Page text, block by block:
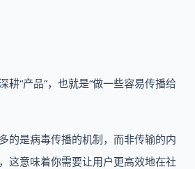
耕“产品”，也就是“做一些容易传播给
的是病毒传播的机制，而非传输的内
这意味着你需要让用户更高效地在社